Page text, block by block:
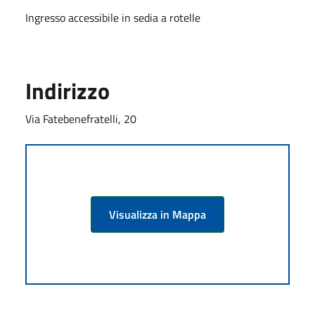
Ingresso accessibile in sedia a rotelle
Indirizzo
Via Fatebenefratelli, 20
Visualizza in Mappa